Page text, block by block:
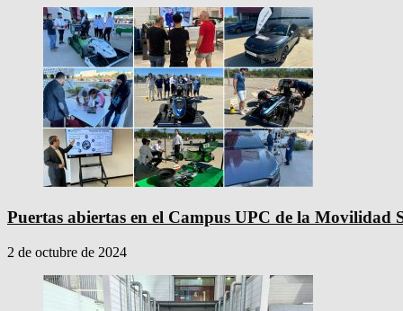
Puertas abiertas en el Campus UPC de la Movilidad
2 de octubre de 2024